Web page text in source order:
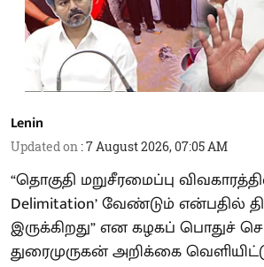
Lenin
Updated on :7 August 2026, 07:05 AM
“தொகுதி மறுசீரமைப்பு
Delimitation’ வேண்டும் என்பதில்
இருக்கிறது” என கழகப் பொதுச்
துரைமுருகன் அறிக்கை